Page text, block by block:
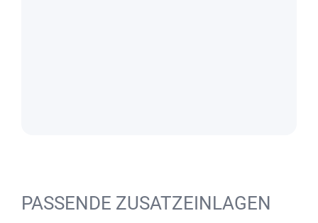
PASSENDE ZUSATZEINLAGEN